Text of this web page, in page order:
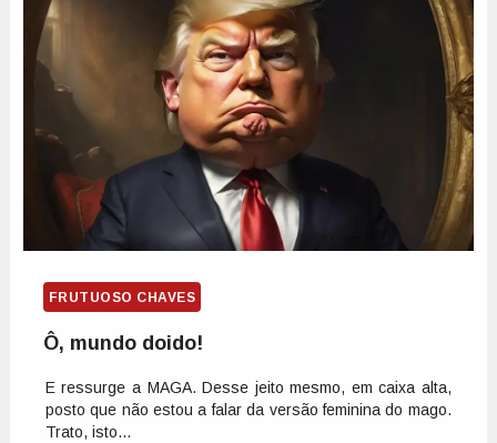
FRUTUOSO CHAVES
Ô, mundo doido!
E ressurge a MAGA. Desse jeito mesmo, em caixa alta,
posto que não estou a falar da versão feminina do mago.
Trato, isto...